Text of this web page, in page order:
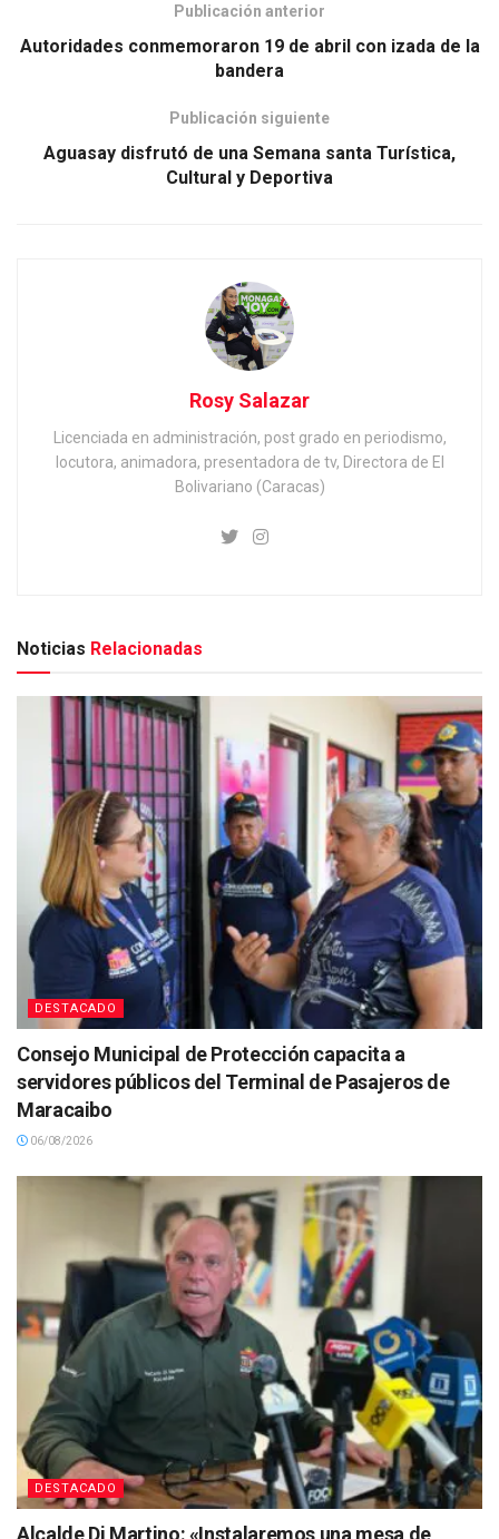
Publicación anterior
Autoridades conmemoraron 19 de abril con izada de la
bandera
Publicación siguiente
Aguasay disfrutó de una Semana santa Turística,
Cultural y Deportiva
Rosy Salazar
Licenciada en administración, post grado en periodismo,
locutora, animadora, presentadora de tv, Directora de El
Bolivariano (Caracas)
Noticias Relacionadas
DESTACADO
Consejo Municipal de Protección capacita a
servidores públicos del Terminal de Pasajeros de
Maracaibo
06/08/2026
DESTACADO
Alcalde Di Martino: «Instalaremos una mesa de